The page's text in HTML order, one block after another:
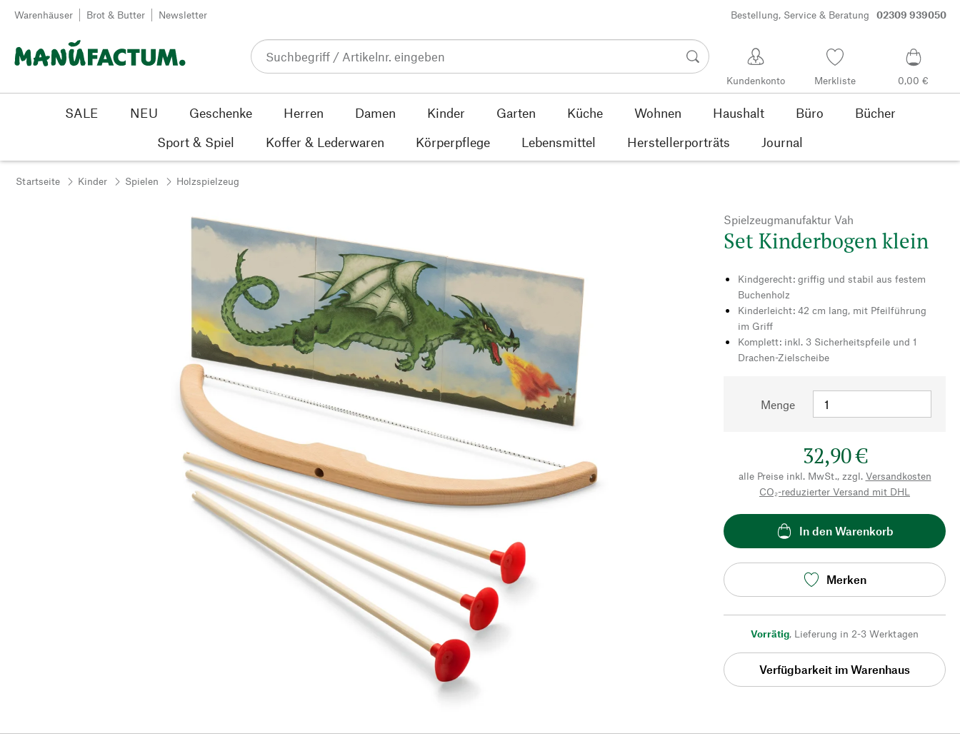
Zum Inhalt springen
Warenhäuser Brot & Butter Newsletter Bestellung, Service & Beratung 02309 939050
Kundenkonto Merkliste 0,00 €
SALE NEU Geschenke Herren Damen Kinder Garten Küche Wohnen Haushalt Büro
Bücher
Sport & Spiel
Koffer & Lederwaren Körperpflege Lebensmittel Herstellerporträts Journal
Startseite Kinder Spielen Holzspielzeug
Spielzeugmanufaktur Vah
Set Kinderbogen klein
Kindgerecht: griffig und stabil aus festem
Buchenholz
Kinderleicht: 42 cm lang, mit Pfeilführung
im Griff
Komplett: inkl. 3 Sicherheitspfeile und 1
Drachen-Zielscheibe
Menge
32,90 €
alle Preise inkl. MwSt., zzgl. Versandkosten
CO₂-reduzierter Versand mit DHL
In den Warenkorb
Merken
Vorrätig, Lieferung in 2-3 Werktagen
Verfügbarkeit im Warenhaus